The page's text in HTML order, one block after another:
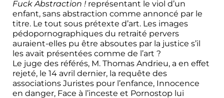
Fuck Abstraction ! représentant le viol d’un
enfant, sans abstraction comme annoncé par le
titre. Le tout sous prétexte d’art. Les images
pédopornographiques du retraité pervers
auraient-elles pu être absoutes par la justice s’il
les avait présentées comme de l’art ?
Le juge des référés, M. Thomas Andrieu, a en effet
rejeté, le 14 avril dernier, la requête des
associations Juristes pour l’enfance, Innocence
en danger, Face à l’inceste et Pornostop lui